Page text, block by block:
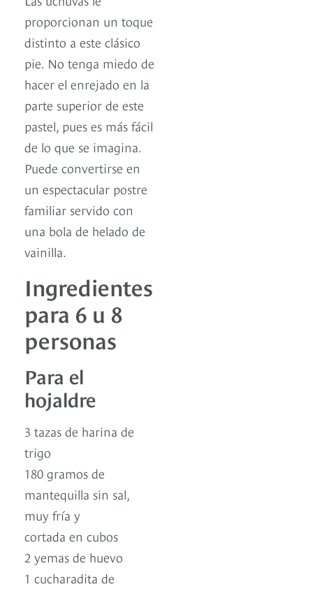
proporcionan un toque
distinto a este clásico
pie. No tenga miedo de
hacer el enrejado en la
parte superior de este
pastel, pues es más fácil
de lo que se imagina.
Puede convertirse en
un espectacular postre
familiar servido con
una bola de helado de
vainilla.
Ingredientes
para 6 u 8
personas
Para el
hojaldre
3 tazas de harina de
trigo
180 gramos de
mantequilla sin sal,
muy fría y
cortada en cubos
2 yemas de huevo
1 cucharadita de